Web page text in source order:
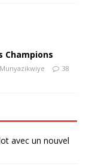
Champions
38
avec un nouvel